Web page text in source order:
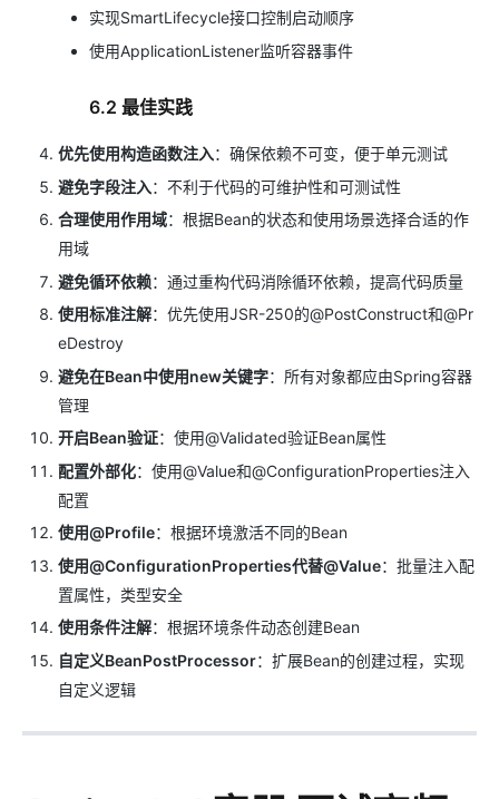
实现SmartLifecycle接口控制启动顺序
使用ApplicationListener监听容器事件
6.2 最佳实践
优先使用构造函数注入：确保依赖不可变，便于单元测试
避免字段注入：不利于代码的可维护性和可测试性
合理使用作用域：根据Bean的状态和使用场景选择合适的作
用域
避免循环依赖：通过重构代码消除循环依赖，提高代码质量
使用标准注解：优先使用JSR-250的@PostConstruct和@Pr
eDestroy
避免在Bean中使用new关键字：所有对象都应由Spring容器
管理
开启Bean验证：使用@Validated验证Bean属性
配置外部化：使用@Value和@ConfigurationProperties注入
配置
使用@Profile：根据环境激活不同的Bean
使用@ConfigurationProperties代替@Value：批量注入配
置属性，类型安全
使用条件注解：根据环境条件动态创建Bean
自定义BeanPostProcessor：扩展Bean的创建过程，实现
自定义逻辑